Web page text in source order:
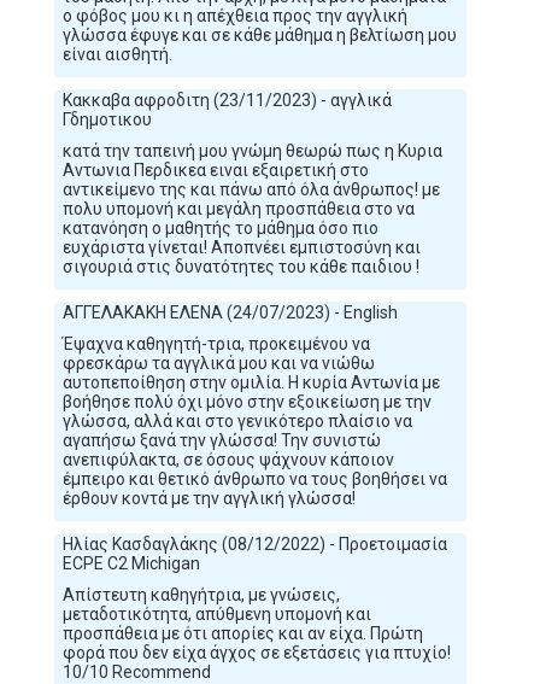
ο φόβος μου κι η απέχθεια προς την αγγλική
γλώσσα έφυγε και σε κάθε μάθημα η βελτίωση μου
είναι αισθητή.
Κακκαβα αφροδιτη (23/11/2023) - αγγλικά
Γδημοτικου
κατά την ταπεινή μου γνώμη θεωρώ πως η Κυρια
Αντωνια Περδικεα ειναι εξαιρετική στο
αντικείμενο της και πάνω από όλα άνθρωπος! με
πολυ υπομονή και μεγάλη προσπάθεια στο να
κατανόηση ο μαθητής το μάθημα όσο πιο
ευχάριστα γίνεται! Αποπνέει εμπιστοσύνη και
σιγουριά στις δυνατότητες του κάθε παιδιου !
ΑΓΓΕΛΑΚΑΚΗ ΕΛΕΝΑ (24/07/2023) - English
Έψαχνα καθηγητή-τρια, προκειμένου να
φρεσκάρω τα αγγλικά μου και να νιώθω
αυτοπεποίθηση στην ομιλία. Η κυρία Αντωνία με
βοήθησε πολύ όχι μόνο στην εξοικείωση με την
γλώσσα, αλλά και στο γενικότερο πλαίσιο να
αγαπήσω ξανά την γλώσσα! Την συνιστώ
ανεπιφύλακτα, σε όσους ψάχνουν κάποιον
έμπειρο και θετικό άνθρωπο να τους βοηθήσει να
έρθουν κοντά με την αγγλική γλώσσα!
Ηλίας Κασδαγλάκης (08/12/2022) - Προετοιμασία
ECPE C2 Michigan
Απίστευτη καθηγήτρια, με γνώσεις,
μεταδοτικότητα, απύθμενη υπομονή και
προσπάθεια με ότι απορίες και αν είχα. Πρώτη
φορά που δεν είχα άγχος σε εξετάσεις για πτυχίο!
10/10 Recommend